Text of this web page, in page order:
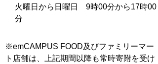
火曜日から日曜日 9時00分から17時00
分
※emCAMPUS FOOD及びファミリーマー
ト店舗は、上記期間以降も常時寄附を受け